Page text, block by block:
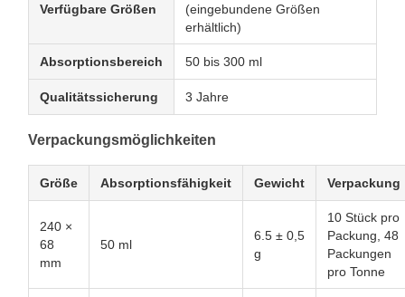
Verfügbare Größen
(eingebundene Größen
erhältlich)
Absorptionsbereich 50 bis 300 ml
Qualitätssicherung 3 Jahre
Verpackungsmöglichkeiten
Größe Absorptionsfähigkeit Gewicht Verpackung
240 ×
68
mm
50 ml
6.5 ± 0,5
g
10 Stück pro
Packung, 48
Packungen
pro Tonne